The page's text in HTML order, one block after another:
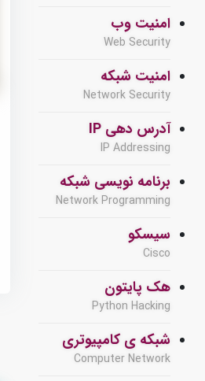
امنیت وب
Web Security
امنیت شبکه
Network Security
آدرس دهی IP
IP Addressing
برنامه نویسی شبکه
Network Programming
سیسکو
Cisco
هک پایتون
Python Hacking
شبکه ی کامپیوتری
Computer Network